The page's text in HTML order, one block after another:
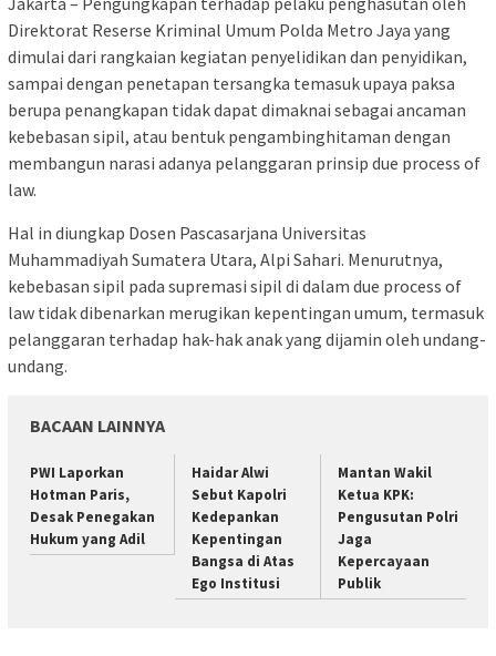
Direktorat Reserse Kriminal Umum Polda Metro Jaya yang
dimulai dari rangkaian kegiatan penyelidikan dan penyidikan,
sampai dengan penetapan tersangka temasuk upaya paksa
berupa penangkapan tidak dapat dimaknai sebagai ancaman
kebebasan sipil, atau bentuk pengambinghitaman dengan
membangun narasi adanya pelanggaran prinsip due process of
law.
Hal in diungkap Dosen Pascasarjana Universitas
Muhammadiyah Sumatera Utara, Alpi Sahari. Menurutnya,
kebebasan sipil pada supremasi sipil di dalam due process of
law tidak dibenarkan merugikan kepentingan umum, termasuk
pelanggaran terhadap hak-hak anak yang dijamin oleh undang-
undang.
BACAAN LAINNYA
PWI Laporkan
Hotman Paris,
Desak Penegakan
Hukum yang Adil
Haidar Alwi
Sebut Kapolri
Kedepankan
Kepentingan
Bangsa di Atas
Ego Institusi
Mantan Wakil
Ketua KPK:
Pengusutan Polri
Jaga
Kepercayaan
Publik